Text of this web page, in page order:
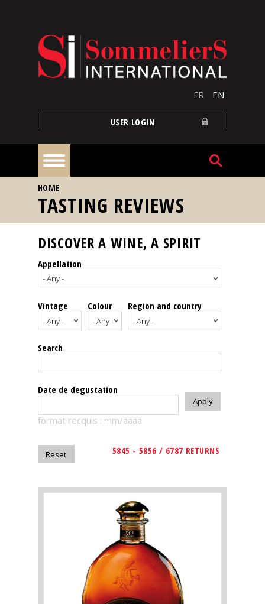
FR EN
USER LOGIN
Home
Our
events
Spirits
Tasting
reviews
The
magazine
Magazine
YOU ARE HERE
HOME
TASTING REVIEWS
DISCOVER A WINE, A SPIRIT
Appellation
Vintage Colour Region and country
Search
Date de degustation
format recquis : mm/aaaa
5845 - 5856 / 6787 RETURNS